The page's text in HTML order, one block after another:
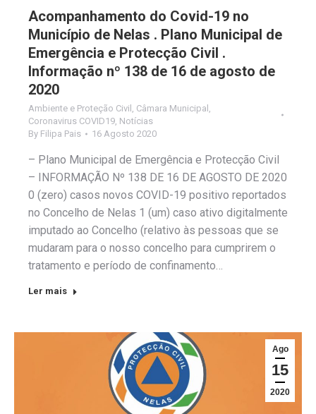
Acompanhamento do Covid-19 no
Município de Nelas . Plano Municipal de
Emergência e Protecção Civil .
Informação nº 138 de 16 de agosto de
2020
Ambiente e Proteção Civil , Câmara Municipal ,
Coronavirus COVID19, Notícias
By Filipa Pais 16 Agosto 2020
– Plano Municipal de Emergência e Protecção Civil
– INFORMAÇÃO Nº 138 DE 16 DE AGOSTO DE 2020
0 (zero) casos novos COVID-19 positivo reportados
no Concelho de Nelas 1 (um) caso ativo digitalmente
imputado ao Concelho (relativo às pessoas que se
mudaram para o nosso concelho para cumprirem o
tratamento e período de confinamento…
Ler mais
Ago
15
2020